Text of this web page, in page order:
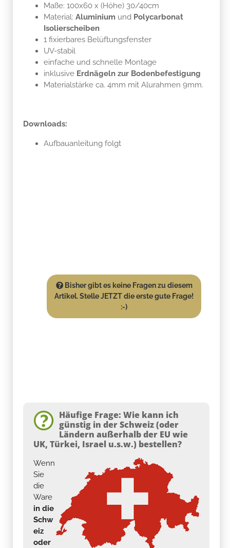
Maße: 100x60 x (Höhe) 30/40cm
Material: Aluminium und Polycarbonat
Isolierscheiben
1 fixierbares Belüftungsfenster
UV-stabil
einfache und schnelle Montage
inklusive Erdnägeln zur Bodenbefestigung
Materialstärke ca. 4mm mit Alurahmen 9mm.
Downloads:
Aufbauanleitung folgt
Bisher gibt es keine Fragen zu diesem
Artikel. Stelle JETZT die erste gute Frage!
:-)
Häufige Frage: Wie kann ich
günstig in der Schweiz (oder
Ländern außerhalb der EU wie
UK, Türkei, Israel u.s.w.) bestellen?
Wenn
Sie
die
Ware
in die
Schw
eiz
oder